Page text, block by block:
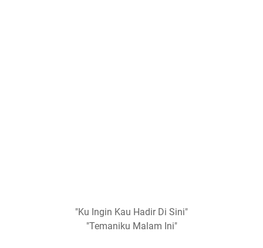
"Ku Ingin Kau Hadir Di Sini"
"Temaniku Malam Ini"